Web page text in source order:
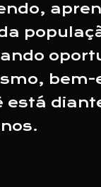
bem-
está